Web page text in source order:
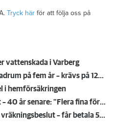
Tryck här för att följa oss på
vattenskada i Varberg
Anmälde inte vattenskadat badrum på fem år – krävs på 125 000 kronor
i hemförsäkringen
Kompisdealen blev verklighet – 40 år senare: "Flera fina fördelar med att dela bostad"
Kvinna kapade lägenhet efter vräkningsbeslut – får betala 50 000